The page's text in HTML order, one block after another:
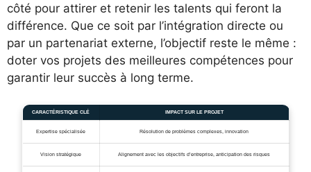
côté pour attirer et retenir les talents qui feront la
différence. Que ce soit par l’intégration directe ou
par un partenariat externe, l’objectif reste le même :
doter vos projets des meilleures compétences pour
garantir leur succès à long terme.
CARACTÉRISTIQUE CLÉ IMPACT SUR LE PROJET
Expertise spécialisée Résolution de problèmes complexes, innovation
Vision stratégique Alignement avec les objectifs d’entreprise, anticipation des risques